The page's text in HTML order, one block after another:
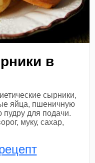
в
сырники,
яйца, пшеничную
пудру для подачи.
муку, сахар,